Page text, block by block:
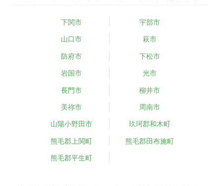
下関市 宇部市
山口市 萩市
防府市 下松市
岩国市 光市
長門市 柳井市
美祢市 周南市
山陽小野田市 玖珂郡和木町
熊毛郡上関町 熊毛郡田布施町
熊毛郡平生町